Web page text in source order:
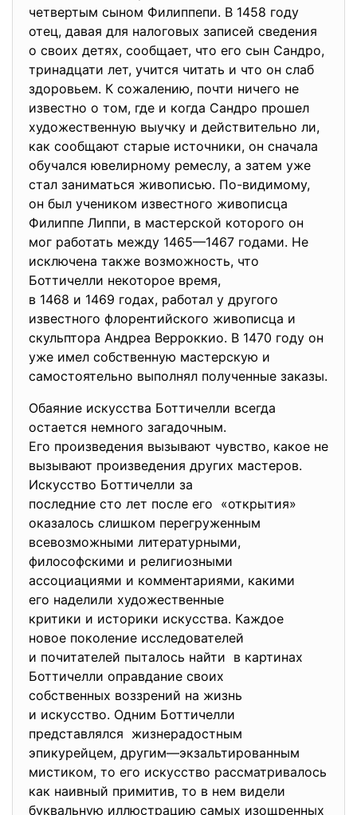
четвертым сыном Филиппепи. В 1458 году
отец, давая для налоговых записей сведения
о своих детях, сообщает, что его сын Сандро,
тринадцати лет, учится читать и что он слаб
здоровьем. К сожалению, почти ничего не
известно о том, где и когда Сандро прошел
художественную выучку и действительно ли,
как сообщают старые источники, он сначала
обучался ювелирному ремеслу, а затем уже
стал заниматься живописью. По-видимому,
он был учеником известного живописца
Филиппе Липпи, в мастерской которого он
мог работать между 1465—1467 годами. Не
исключена также возможность, что
Боттичелли некоторое время,
в 1468 и 1469 годах, работал у другого
известного флорентийского живописца и
скульптора Андреа Верроккио. В 1470 году он
уже имел собственную мастерскую и
самостоятельно выполнял полученные заказы.
Обаяние искусства Боттичелли всегда
остается немного загадочным.
Его произведения вызывают чувство, какое не
вызывают произведения других мастеров.
Искусство Боттичелли за
последние сто лет после его «открытия»
оказалось слишком перегруженным
всевозможными литературными,
философскими и религиозными
ассоциациями и комментариями, какими
его наделили художественные
критики и историки искусства. Каждое
новое поколение исследователей
и почитателей пыталось найти в картинах
Боттичелли оправдание своих
собственных воззрений на жизнь
и искусство. Одним Боттичелли
представлялся жизнерадостным
эпикурейцем, другим—экзальтированным
мистиком, то его искусство рассматривалось
как наивный примитив, то в нем видели
буквальную иллюстрацию самых изощренных